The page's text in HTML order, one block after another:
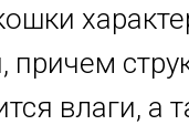
влаги, а